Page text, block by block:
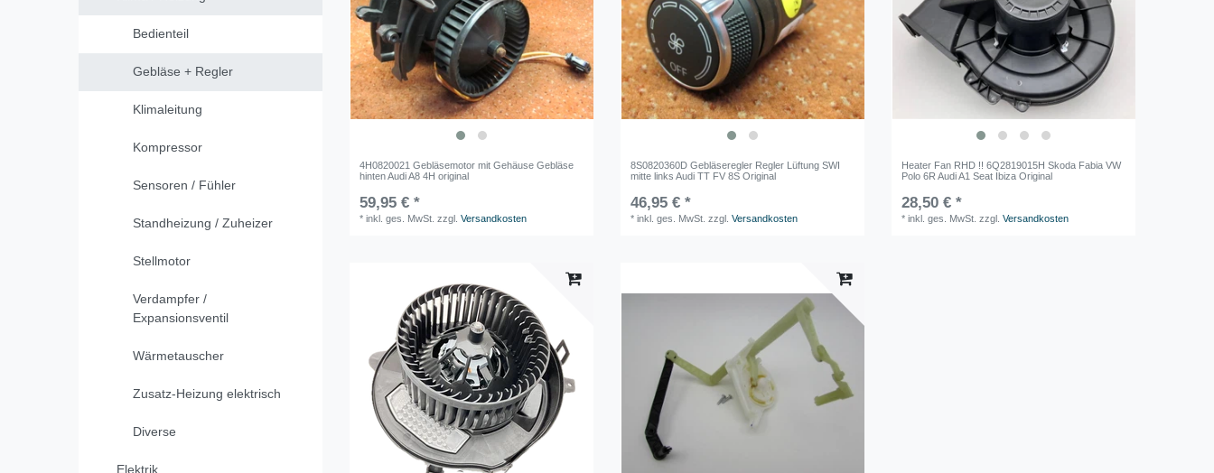
Bedienteil
Gebläse + Regler
Klimaleitung
Kompressor
Sensoren / Fühler
Standheizung / Zuheizer
Stellmotor
Verdampfer /
Expansionsventil
Wärmetauscher
Zusatz-Heizung elektrisch
Diverse
Elektrik
4H0820021 Gebläsemotor mit Gehäuse Gebläse
hinten Audi A8 4H original
59,95 € *
*inkl. ges. MwSt. zzgl.Versandkosten
8S0820360D Gebläseregler Regler Lüftung SWI
mitte links Audi TT FV 8S Original
46,95 € *
*inkl. ges. MwSt. zzgl.Versandkosten
Heater Fan RHD !! 6Q2819015H Skoda Fabia VW
Polo 6R Audi A1 Seat Ibiza Original
28,50 € *
*inkl. ges. MwSt. zzgl.Versandkosten